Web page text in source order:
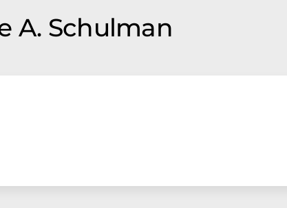
A. Schulman